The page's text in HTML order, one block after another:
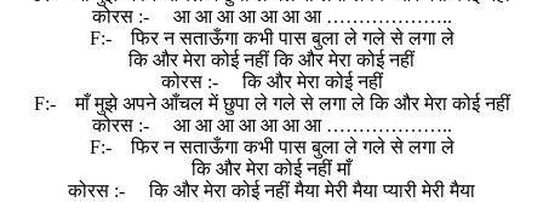
कोरस :- आ आ आ आ आ आ आ ………………..
F:- फिर न सताऊँगा कभी पास बुला ले गले से लगा ले
कि और मेरा कोई नहीं कि और मेरा कोई नहीं
कोरस :- कि और मेरा कोई नहीं
F:- माँ मुझे अपने आँचल में छुपा ले गले से लगा ले कि और मेरा कोई नहीं
कोरस :- आ आ आ आ आ आ आ ………………..
F:- फिर न सताऊँगा कभी पास बुला ले गले से लगा ले
कि और मेरा कोई नहीं माँ
कोरस :- कि और मेरा कोई नहीं मैया मेरी मैया प्यारी मेरी मैया